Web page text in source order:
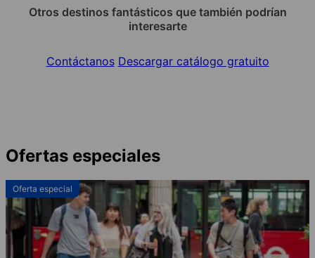
Otros destinos fantásticos que también podrían
interesarte
Contáctanos Descargar catálogo gratuito
Ofertas especiales
Oferta especial